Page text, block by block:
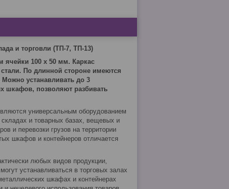
и торговли (ТП-7, ТП-13)
ячейки 100 х 50 мм. Каркас
По длинной стороне имеются
устанавливать до 3
шкафов, позволяют разбивать
универсальным оборудованием
складах и товарных базах, вещевых и
и перевозки грузов на территории
шкафов и контейнеров отличается
любых видов продукции,
устанавливаться в торговых залах
шкафах и контейнерах